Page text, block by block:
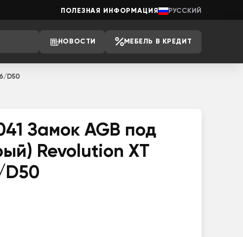
ПОЛЕЗНАЯ ИНФОРМАЦИЯ РУССКИЙ
НОВОСТИ МЕБЕЛЬ В КРЕДИТ
D50
Замок AGB под
Revolution XT
D50